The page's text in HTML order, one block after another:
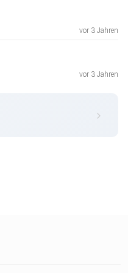
vor 3 Jahren
vor 3 Jahren